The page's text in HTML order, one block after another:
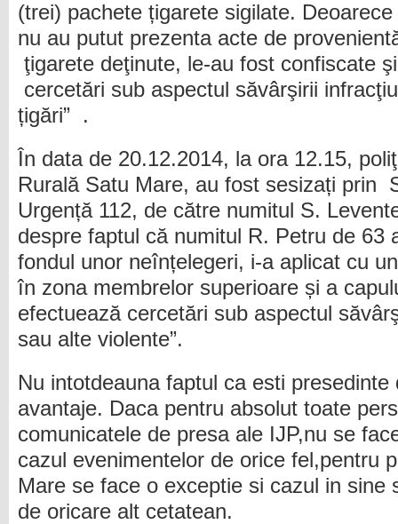
(trei) pachete țigarete sigilate.
nu au putut prezenta acte de
ţigarete deţinute, le-au fost confiscate
cercetări sub aspectul săvârşirii
țigări” .
În data de 20.12.2014, la ora 12.15,
Rurală Satu Mare, au fost sesizați prin
Urgență 112, de către numitul S.
despre faptul că numitul R. Petru de 63
fondul unor neînțelegeri, i-a aplicat cu
în zona membrelor superioare și a
efectuează cercetări sub aspectul
sau alte violente”.
Nu intotdeauna faptul ca esti presedinte
avantaje. Daca pentru absolut toate
comunicatele de presa ale IJP,nu se
cazul evenimentelor de orice fel,pentru
Mare se face o exceptie si cazul in sine
de oricare alt cetatean.